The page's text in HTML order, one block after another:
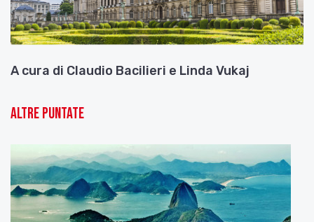
A cura di Claudio Bacilieri e Linda Vukaj
Altre puntate